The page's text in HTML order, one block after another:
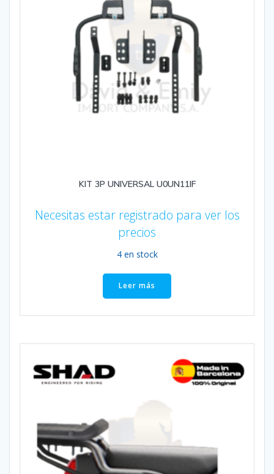
KIT 3P UNIVERSAL U0UN11IF
Necesitas estar registrado para ver los
precios
4 en stock
Leer más